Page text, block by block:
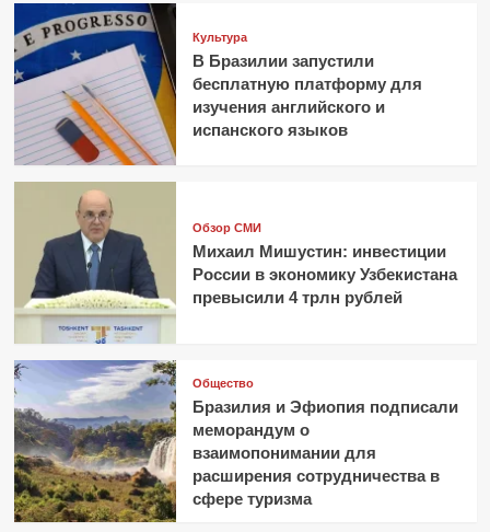
Культура
В Бразилии запустили
бесплатную платформу для
изучения английского и
испанского языков
Обзор СМИ
Михаил Мишустин: инвестиции
России в экономику Узбекистана
превысили 4 трлн рублей
Общество
Бразилия и Эфиопия подписали
меморандум о
взаимопонимании для
расширения сотрудничества в
сфере туризма